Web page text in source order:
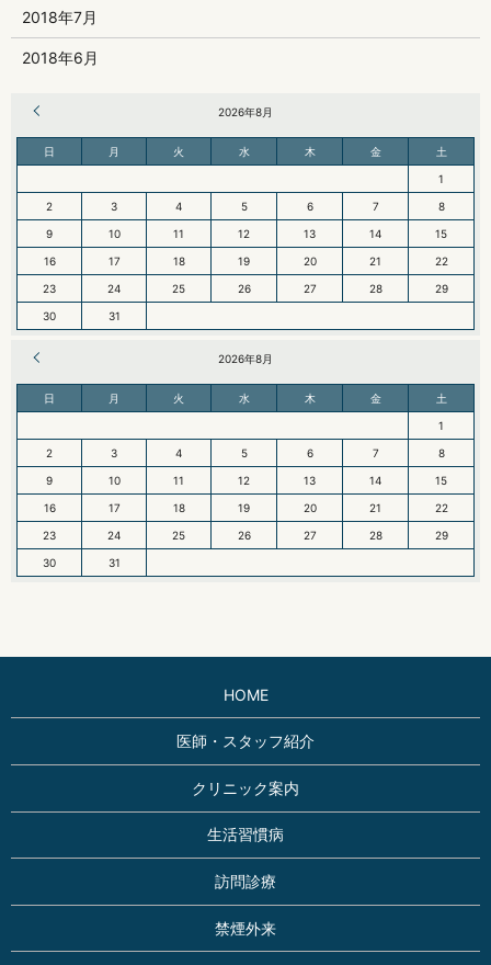
2018年7月
2018年6月
2026年8月
日 月 火 水 木 金 土
1
2 3 4 5 6 7 8
9 10 11 12 13 14 15
16 17 18 19 20 21 22
23 24 25 26 27 28 29
30 31
2026年8月
日 月 火 水 木 金 土
1
2 3 4 5 6 7 8
9 10 11 12 13 14 15
16 17 18 19 20 21 22
23 24 25 26 27 28 29
30 31
HOME
医師・スタッフ紹介
クリニック案内
生活習慣病
訪問診療
禁煙外来